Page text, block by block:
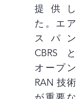
提供し
た。エア
スパン
CBRSと
オープン
RAN 技術
トは、遠
隔学習や
WFHの仕
事のため
のインタ
ーネット